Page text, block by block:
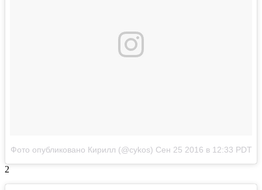
Фото опубликовано Кирилл (@cykos) Сен 25 2016 в 12:33 PDT
2